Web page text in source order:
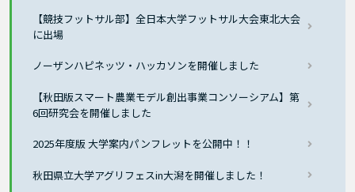
【競技フットサル部】全日本大学フットサル大会東北大会
に出場
ノーザンハピネッツ・ハッカソンを開催しました
【秋田版スマート農業モデル創出事業コンソーシアム】第
6回研究会を開催しました
2025年度版 大学案内パンフレットを公開中！！
秋田県立大学アグリフェスin大潟を開催しました！